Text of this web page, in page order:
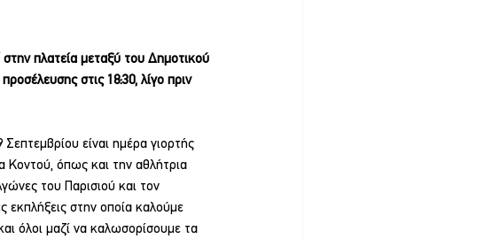
στην πλατεία μεταξύ του Δημοτικού
στις 18:30, λίγο πριν
είναι ημέρα γιορτής
Κοντού, όπως και την αθλήτρια
του Παρισιού και τον
εκπλήξεις στην οποία καλούμε
όλοι μαζί να καλωσορίσουμε τα